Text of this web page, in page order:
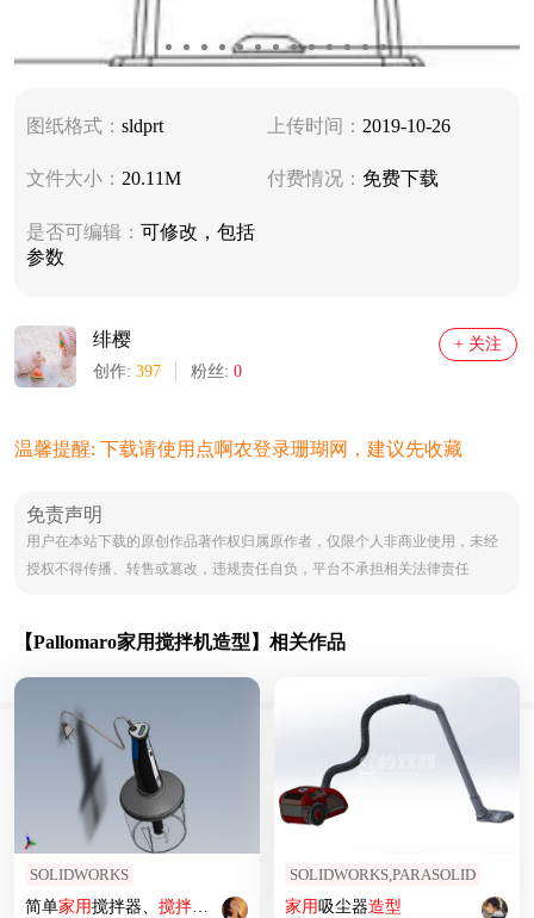
图纸格式： sldprt 上传时间： 2019-10-26
文件大小： 20.11M 付费情况： 免费下载
是否可编辑： 可修改，包括
参数
绯樱
创作: 397 粉丝: 0
+ 关注
温馨提醒: 下载请使用点啊农登录珊瑚网，建议先收藏
免责声明
用户在本站下载的原创作品著作权归属原作者，仅限个人非商业使用，未经
授权不得传播、转售或篡改，违规责任自负，平台不承担相关法律责任
【Pallomaro家用搅拌机造型】相关作品
SOLIDWORKS
简单家用搅拌器、 搅拌机 （SW2012
SOLIDWORKS,PARASOLID
家用吸尘器造型